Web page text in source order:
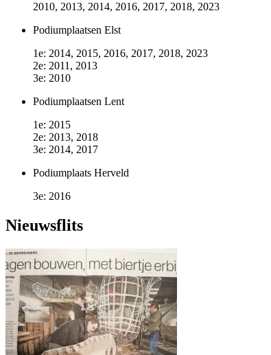
2010, 2013, 2014, 2016, 2017, 2018, 2023
Podiumplaatsen Elst
1e: 2014, 2015, 2016, 2017, 2018, 2023
2e: 2011, 2013
3e: 2010
Podiumplaatsen Lent
1e: 2015
2e: 2013, 2018
3e: 2014, 2017
Podiumplaats Herveld
3e: 2016
Nieuwsflits